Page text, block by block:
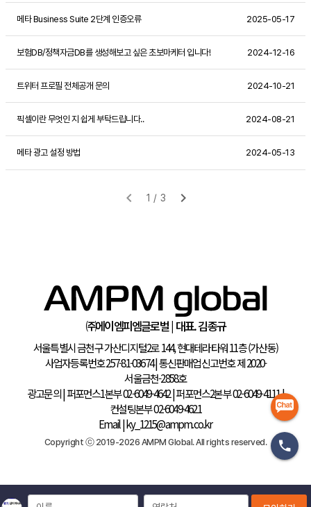
메타 Business Suite 2단계 인증오류 2025-05-17
보험DB/정책자금DB를 생성해보고 싶은 초보마케터 입니다! 2024-12-16
트위터 프로필 전체공개 문의 2024-10-21
픽셀이란 무엇인 지 쉽게 부탁드립니다.. 2024-08-21
메타 광고 설정 방법 2024-05-13
㈜에이엠피엠글로벌 | 대표. 김종규
사업자등록번호 257-81-03674|통신판매업신고번호 제 2020-